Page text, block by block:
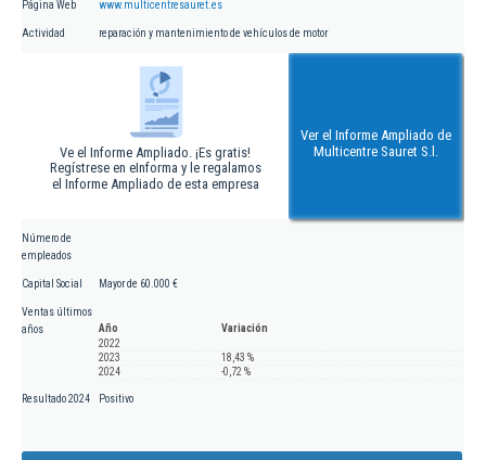
Página Web www.multicentresauret.es
Actividad reparación y mantenimiento de vehículos de motor
Ve el Informe Ampliado. ¡Es gratis!
Regístrese en eInforma y le regalamos
el Informe Ampliado de esta empresa
Ver el Informe Ampliado de
Multicentre Sauret S.l.
Número de
empleados
Capital Social Mayor de 60.000 €
Ventas últimos
años
Año
Variación
2022
2023
18,43 %
2024
-0,72 %
Resultado 2024 Positivo